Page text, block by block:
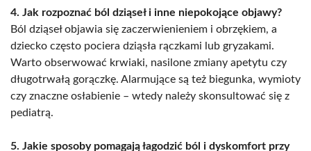
4. Jak rozpoznać ból dziąseł i inne niepokojące objawy?
Ból dziąseł objawia się zaczerwienieniem i obrzękiem, a
dziecko często pociera dziąsła rączkami lub gryzakami.
Warto obserwować krwiaki, nasilone zmiany apetytu czy
długotrwałą gorączkę. Alarmujące są też biegunka, wymioty
czy znaczne osłabienie – wtedy należy skonsultować się z
pediatrą.
5. Jakie sposoby pomagają łagodzić ból i dyskomfort przy